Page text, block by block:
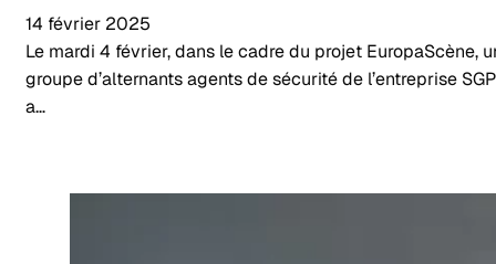
14 février 2025
Le mardi 4 février, dans le cadre du projet EuropaScène,
groupe d’alternants agents de sécurité de l’entreprise SGP
a…